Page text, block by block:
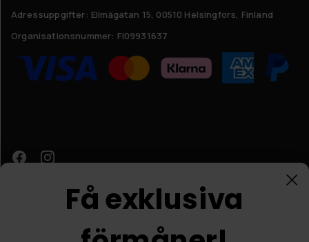
Adressuppgifter: Elimägatan 15, 00510 Helsingfors, Finland
Organisationsnummer: FI09931637
Få exklusiva